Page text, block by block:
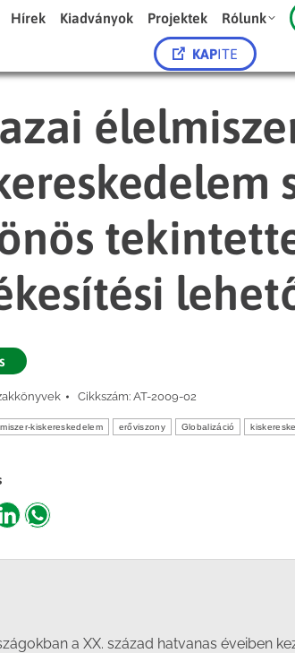
Hírek Kiadványok Projektek Rólunk
KAPITE
Cikkszám: AT-2009-02
kiskereskedelem erőviszony Globalizáció
ShareShare
a XX. század hatvanas éveiben